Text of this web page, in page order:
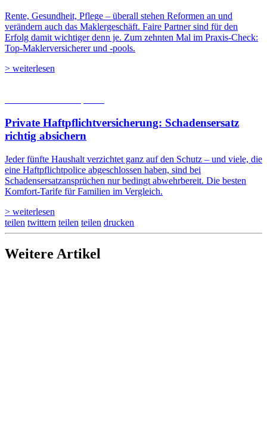
Rente, Gesundheit, Pflege – überall stehen Reformen an und
verändern auch das Maklergeschäft. Faire Partner sind für den
Erfolg damit wichtiger denn je. Zum zehnten Mal im Praxis-Check:
Top-Maklerversicherer und -pools.
> weiterlesen
Private Haftpflicht­versicherung: Schadensersatz
richtig absichern
Jeder fünfte Haushalt verzichtet ganz auf den Schutz – und viele, die
eine Haftpflichtpolice abgeschlossen haben, sind bei
Schadensersatzansprüchen nur bedingt abwehrbereit. Die besten
Komfort-Tarife für Familien im Vergleich.
> weiterlesen
teilen twittern teilen teilen drucken
Weitere Artikel